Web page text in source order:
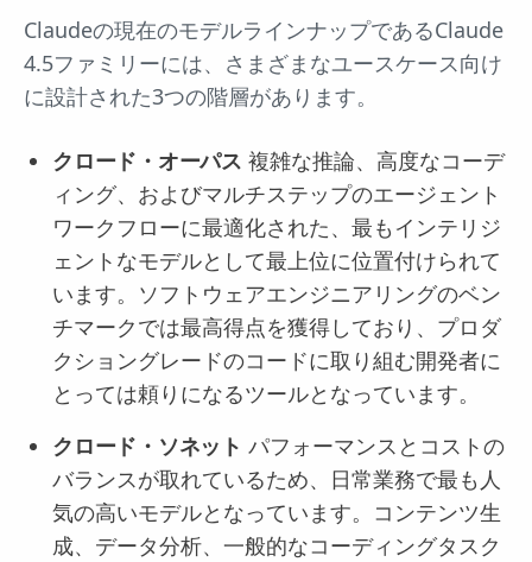
Claudeの現在のモデルラインナップであるClaude
4.5ファミリーには、さまざまなユースケース向け
に設計された3つの階層があります。
クロード・オーパス 複雑な推論、高度なコーデ
ィング、およびマルチステップのエージェント
ワークフローに最適化された、最もインテリジ
ェントなモデルとして最上位に位置付けられて
います。ソフトウェアエンジニアリングのベン
チマークでは最高得点を獲得しており、プロダ
クショングレードのコードに取り組む開発者に
とっては頼りになるツールとなっています。
クロード・ソネット パフォーマンスとコストの
バランスが取れているため、日常業務で最も人
気の高いモデルとなっています。コンテンツ生
成、データ分析、一般的なコーディングタスク